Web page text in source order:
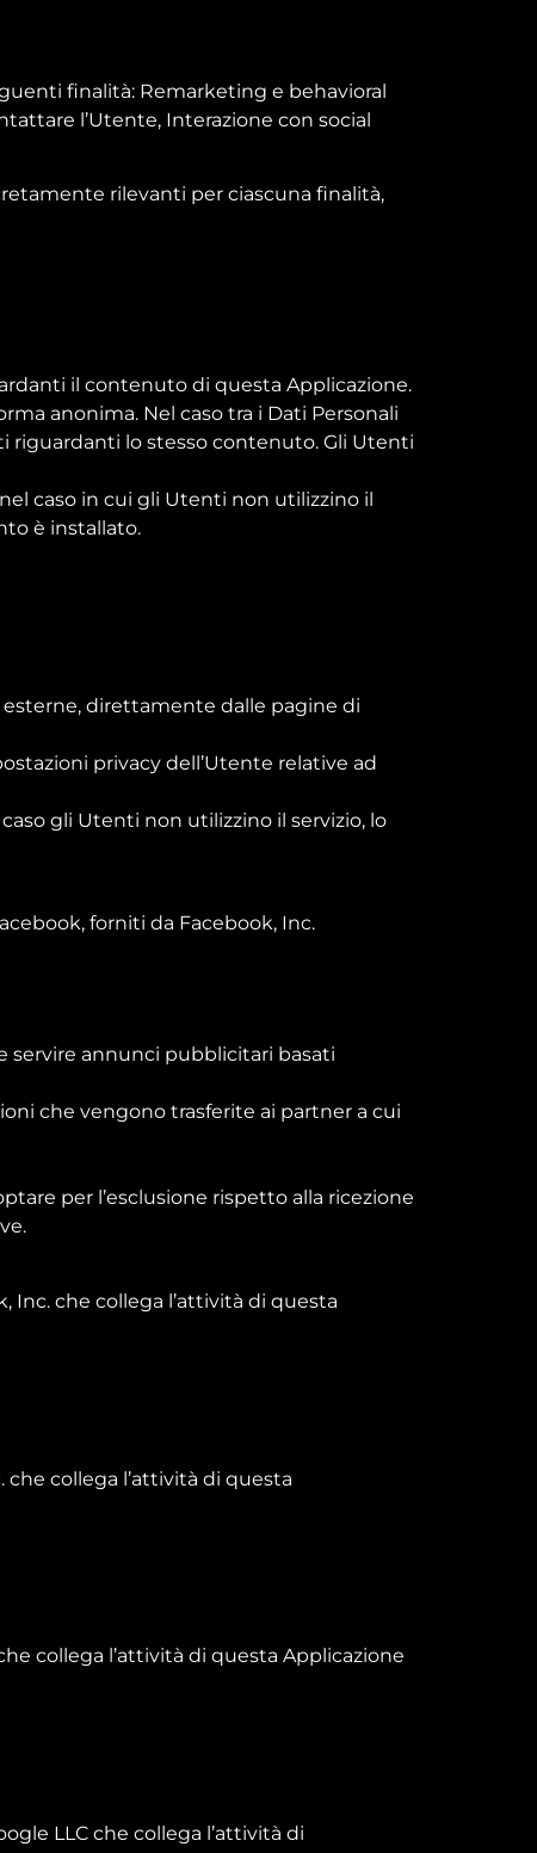
finalità: Remarketing e behavioral
l’Utente, Interazione con social
rilevanti per ciascuna finalità,
il contenuto di questa Applicazione.
anonima. Nel caso tra i Dati Personali
riguardanti lo stesso contenuto. Gli Utenti
caso in cui gli Utenti non utilizzino il
è installato.
direttamente dalle pagine di
privacy dell’Utente relative ad
gli Utenti non utilizzino il servizio, lo
forniti da Facebook, Inc.
servire annunci pubblicitari basati
che vengono trasferite ai partner a cui
per l’esclusione rispetto alla ricezione
che collega l’attività di questa
collega l’attività di questa
collega l’attività di questa Applicazione
LLC che collega l’attività di